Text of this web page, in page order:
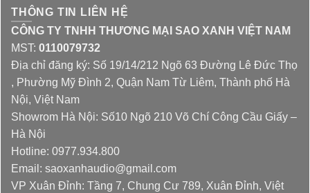
THÔNG TIN LIÊN HỆ
CÔNG TY TNHH THƯƠNG MẠI SAO XANH VIỆT NAM
MST: 0110079732
Địa chỉ đăng ký: Số 19/14/212 Ngõ 63 Đường Lê Đức Thọ
, Phường Mỹ Đình 2, Quận Nam Từ Liêm, Thành phố Hà
Nội, Việt Nam
Showrom Hà Nội: Số10 Ngõ 210 Võ Chí Công Cầu Giấy –
Hà Nội
Hotline: 0977.934.800
Email: saoxanhaudio@gmail.com
VP Xuân Đỉnh: Tầng 7, Chung Cư 789, Xuân Đỉnh, Việt